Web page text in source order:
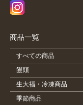
商品一覧
すべての商品
饅頭
生大福・冷凍商品
季節商品